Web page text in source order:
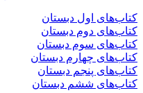
کتاب‌های اول دبستان
کتاب‌های دوم دبستان
کتاب‌های سوم دبستان
کتاب‌های چهارم دبستان
کتاب‌های پنجم دبستان
کتاب‌های ششم دبستان